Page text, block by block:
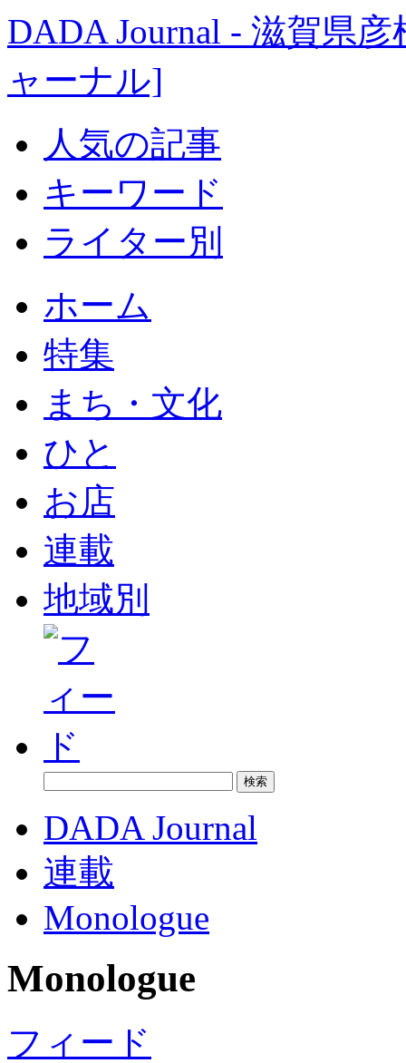
DADA Journal - 滋賀県
ャーナル]
人気の記事
キーワード
ライター別
ホーム
特集
まち・文化
ひと
お店
連載
地域別
DADA Journal
連載
Monologue
Monologue
フィード